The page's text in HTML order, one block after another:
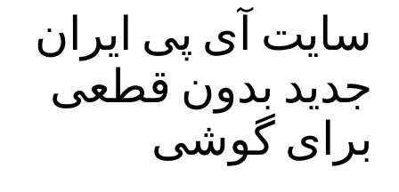
سایت آی پی ایران
جدید بدون قطعی
برای گوشی